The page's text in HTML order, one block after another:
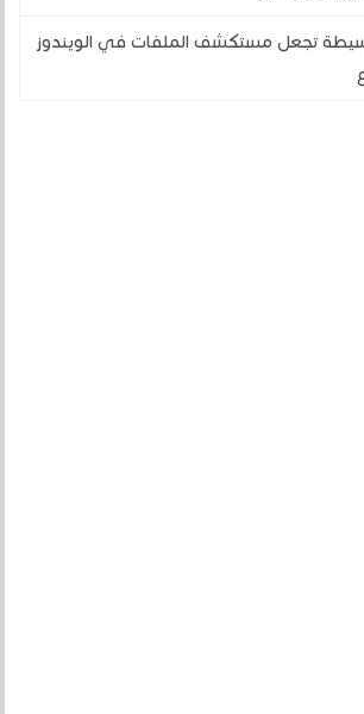
تجعل مستكشف الملفات في الويندوز